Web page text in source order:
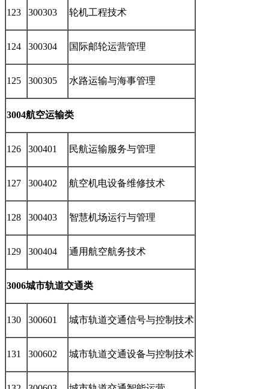
123 300303 轮机工程技术
124 300304 国际邮轮运营管理
125 300305 水路运输与海事管理
3004航空运输类
126 300401 民航运输服务与管理
127 300402 航空机电设备维修技术
128 300403 智慧机场运行与管理
129 300404 通用航空航务技术
3006城市轨道交通类
130 300601 城市轨道交通信号与控制技术
131 300602 城市轨道交通设备与控制技术